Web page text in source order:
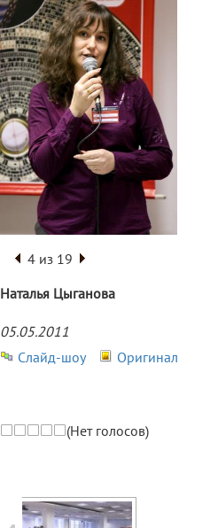
4 из 19
Наталья Цыганова
05.05.2011
Слайд-шоу
Оригинал
(Нет голосов)